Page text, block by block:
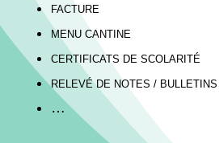
FACTURE
MENU CANTINE
CERTIFICATS DE SCOLARITÉ
RELEVÉ DE NOTES / BULLETINS
…